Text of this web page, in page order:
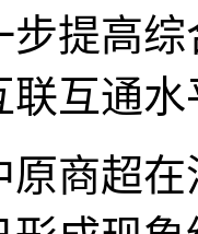
步提高
联互通水
超在